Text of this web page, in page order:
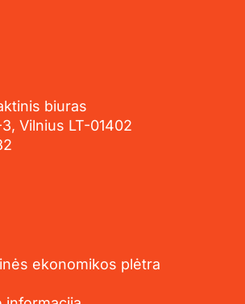
biuras
Vilnius LT-01402
ekonomikos plėtra